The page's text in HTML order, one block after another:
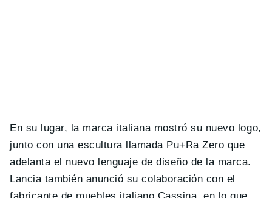
En su lugar, la marca italiana mostró su nuevo logo,
junto con una escultura llamada Pu+Ra Zero que
adelanta el nuevo lenguaje de diseño de la marca.
Lancia también anunció su colaboración con el